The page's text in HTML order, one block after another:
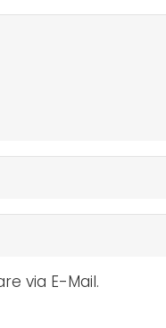
via E-Mail.